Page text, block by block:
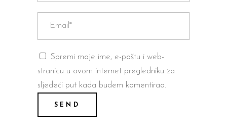
Spremi moje ime, e-poštu i web-
stranicu u ovom internet pregledniku za
sljedeći put kada budem komentirao.